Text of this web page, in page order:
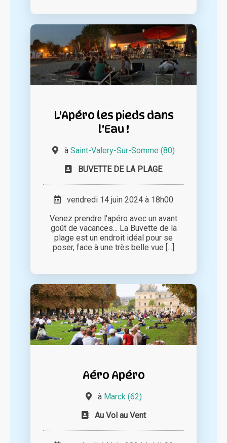
L'Apéro les pieds dans
l'Eau !
à Saint-Valery-Sur-Somme (80)
BUVETTE DE LA PLAGE
vendredi 14 juin 2024 à 18h00
Venez prendre l'apéro avec un avant
goût de vacances... La Buvette de la
plage est un endroit idéal pour se
poser, face à une très belle vue [...]
Aéro Apéro
à Marck (62)
Au Vol au Vent